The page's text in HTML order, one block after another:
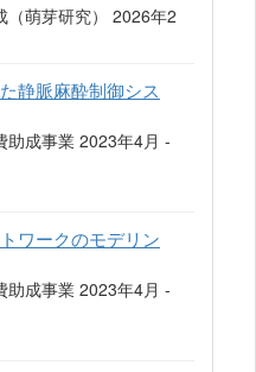
（萌芽研究） 2026年2
静脈麻酔制御シス
助成事業 2023年4月 -
ワークのモデリン
助成事業 2023年4月 -